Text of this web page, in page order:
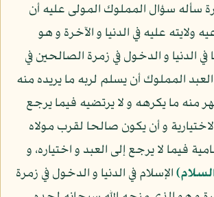
سأله سؤال المملوك المولى عليه أن
ولايته عليه في الدنيا و الآخرة و هو
في الدنيا و الدخول في زمرة الصالحين في
المملوك أن يسلم لربه ما يريده منه
منه ما يكرهه و لا يرتضيه فيما يرجع
و أن يكون صالحا لقرب مولاه
فيما لا يرجع إلى العبد و اختياره، و
الإسلام في الدنيا و الدخول في زمرة